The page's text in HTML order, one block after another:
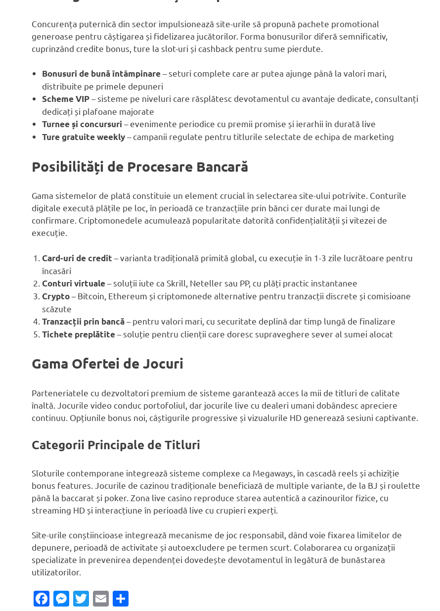
Concurența puternică din sector impulsionează site-urile să propună pachete promotional
generoase pentru câștigarea și fidelizarea jucătorilor. Forma bonusurilor diferă semnificativ,
cuprinzând credite bonus, ture la slot-uri și cashback pentru sume pierdute.
Bonusuri de bună întâmpinare– seturi complete care ar putea ajunge până la valori mari,
distribuite pe primele depuneri
Scheme VIP– sisteme pe niveluri care răsplătesc devotamentul cu avantaje dedicate, consultanți
dedicați și plafoane majorate
Turnee și concursuri – evenimente periodice cu premii promise și ierarhii în durată live
Ture gratuite weekly– campanii regulate pentru titlurile selectate de echipa de marketing
Posibilități de Procesare Bancară
Gama sistemelor de plată constituie un element crucial în selectarea site-ului potrivite. Conturile
digitale execută plățile pe loc, în perioadă ce tranzacțiile prin bănci cer durate mai lungi de
confirmare. Criptomonedele acumulează popularitate datorită confidențialității și vitezei de
execuție.
Card-uri de credit – varianta tradițională primită global, cu execuție în 1-3 zile lucrătoare pentru
încasări
Conturi virtuale– soluții iute ca Skrill, Neteller sau PP, cu plăți practic instantanee
Crypto– Bitcoin, Ethereum și criptomonede alternative pentru tranzacții discrete și comisioane
scăzute
Tranzacții prin bancă– pentru valori mari, cu securitate deplină dar timp lungă de finalizare
Tichete preplătite– soluție pentru clienții care doresc supraveghere sever al sumei alocat
Gama Ofertei de Jocuri
Parteneriatele cu dezvoltatori premium de sisteme garantează acces la mii de titluri de calitate
înaltă. Jocurile video conduc portofoliul, dar jocurile live cu dealeri umani dobândesc apreciere
continuu. Opțiunile bonus noi, câștigurile progressive și vizualurile HD generează sesiuni captivante.
Categorii Principale de Titluri
Sloturile contemporane integrează sisteme complexe ca Megaways, în cascadă reels și achiziție
bonus features. Jocurile de cazinou tradiționale beneficiază de multiple variante, de la BJ și roulette
până la baccarat și poker. Zona live casino reproduce starea autentică a cazinourilor fizice, cu
streaming HD și interacțiune în perioadă live cu crupieri experți.
Site-urile conștiincioase integrează mecanisme de joc responsabil, dând voie fixarea limitelor de
depunere, perioadă de activitate și autoexcludere pe termen scurt. Colaborarea cu organizații
specializate în prevenirea dependenței dovedește devotamentul în legătură de bunăstarea
utilizatorilor.
Facebook
Messenger
Twitter
Email